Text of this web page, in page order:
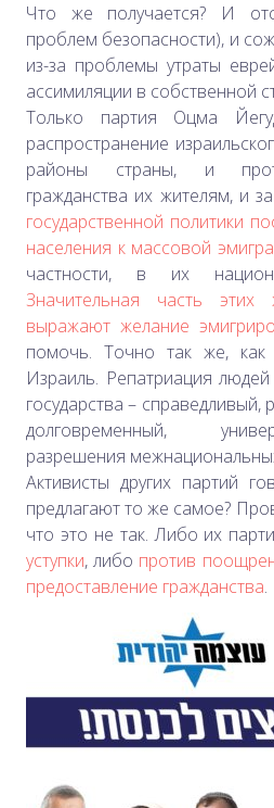
Что же получается? И
проблем безопасности), и
из-за проблемы утраты
ассимиляции в собственной
Только партия Оцма
распространение
районы страны, и
гражданства их жителям, и за
государственной политики
населения к массовой
частности, в их
Значительная часть
выражают желание
помочь. Точно так же,
Израиль. Репатриация
государства – справедливый,
долговременный,
разрешения
Активисты других партий
предлагают то же самое?
что это не так. Либо их
уступки, либо против
предоставление гражданства.